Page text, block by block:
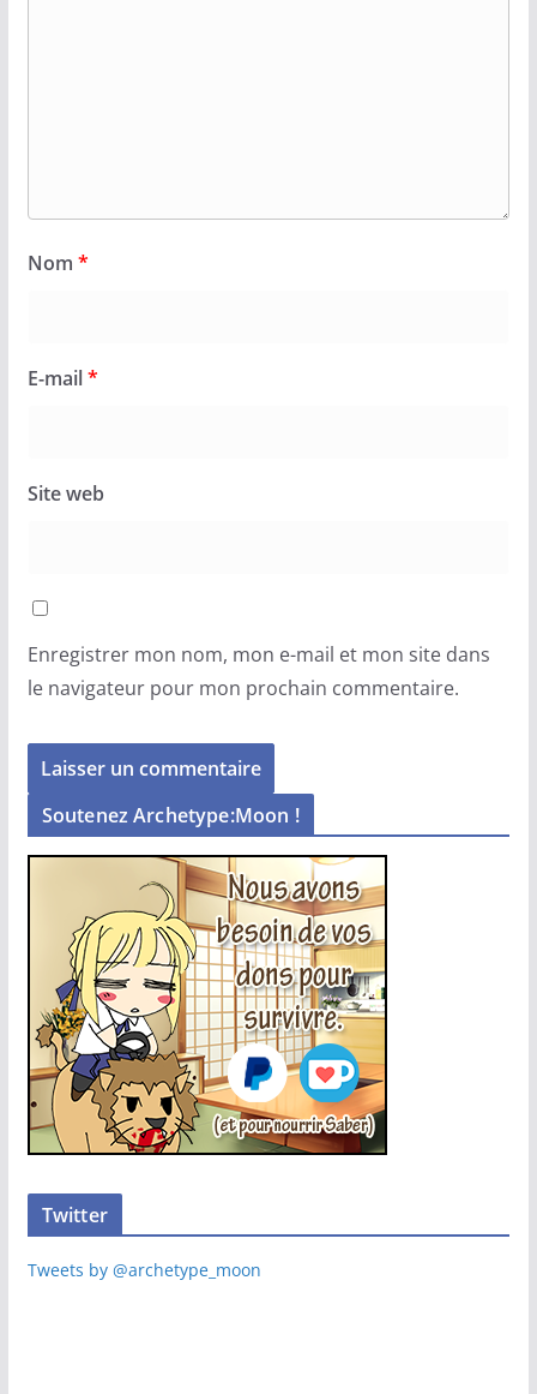
Nom *
E-mail*
Site web
Enregistrer mon nom, mon e-mail et mon site dans
le navigateur pour mon prochain commentaire.
Soutenez Archetype:Moon !
Twitter
Tweets by @archetype_moon